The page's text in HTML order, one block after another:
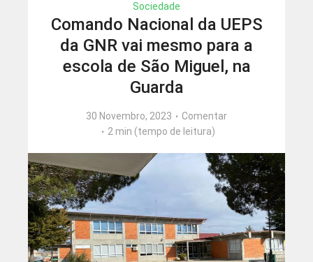
Sociedade
Comando Nacional da UEPS
da GNR vai mesmo para a
escola de São Miguel, na
Guarda
30 Novembro, 2023
Comentar
2 min (tempo de leitura)